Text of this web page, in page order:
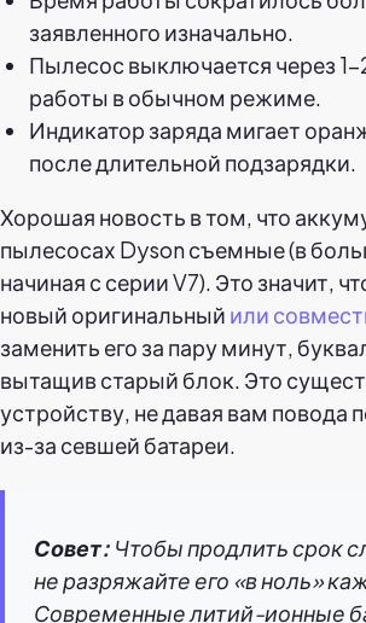
заявленного изначально.
Пылесос выключается через
работы в обычном режиме.
Индикатор заряда мигает
после длительной подзарядки.
Хорошая новость в том, что
пылесосах Dyson съемные (в
начиная с серии V7). Это значит,
новый оригинальный или
заменить его за пару минут,
вытащив старый блок. Это
устройству, не давая вам повода
из-за севшей батареи.
Совет: Чтобы продлить срок
не разряжайте его «в ноль»
Современные литий-ионные